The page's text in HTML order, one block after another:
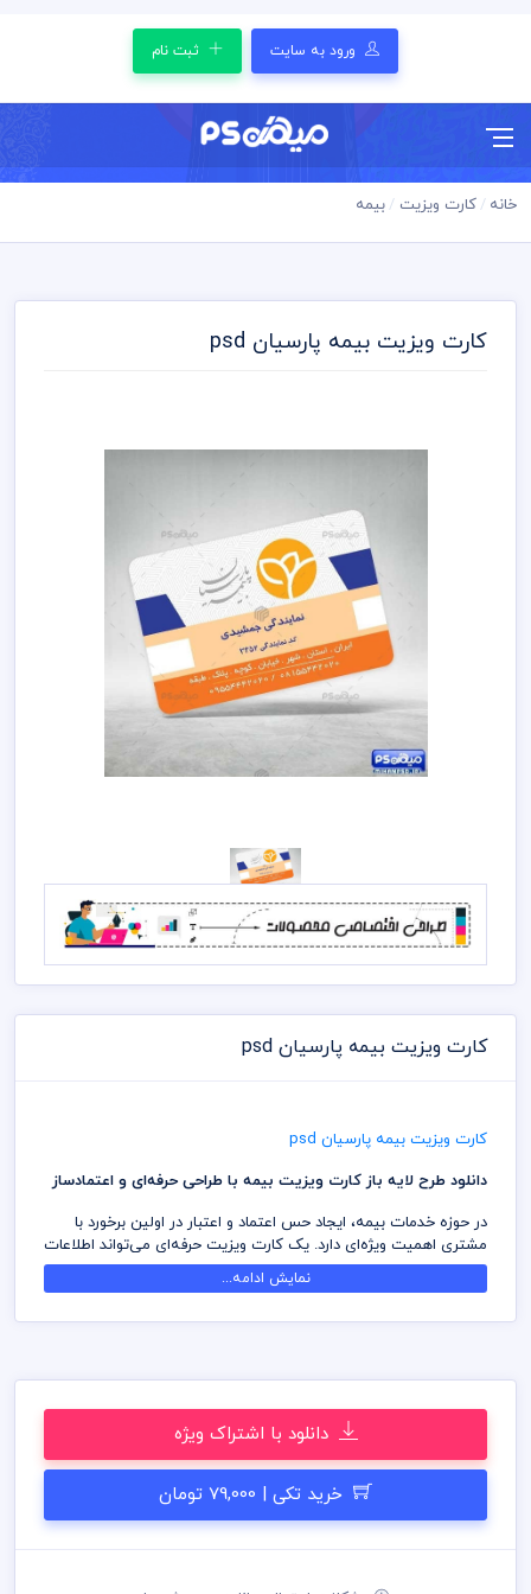
ورود به سایت ثبت نام
خانه کارت ویزیت بیمه
دانلود با اشتراک ویژه
خرید تکی | 79,000 تومان
کارت ویزیت بیمه پارسیان psd
کارت ویزیت بیمه پارسیان psd
کارت ویزیت بیمه پارسیان psd
دانلود طرح لایه باز کارت ویزیت بیمه با طراحی حرفه‌ای و اعتمادساز
در حوزه خدمات بیمه، ایجاد حس اعتماد و اعتبار در اولین برخورد با
مشتری اهمیت ویژه‌ای دارد. یک کارت ویزیت حرفه‌ای می‌تواند اطلاعات
تماس و خدمات شما را به شکلی منظم و تأثیرگذار در اختیار مخاطبان
قرار دهد و نقش مهمی در معرفی برند شخصی یا نمایندگی بیمه ایفا
شده و برای نمایندگان بیمه، کارگزاران بیمه، مشاوران بیمه، دفاتر
تمامی بخش‌های فایل به صورت کاملاً لایه‌باز طراحی شده‌اند تا بتوانید
مشخصات، لوگو، آدرس، شماره تماس و سایر اطلاعات مورد نیاز خود را
نمایش ادامه...